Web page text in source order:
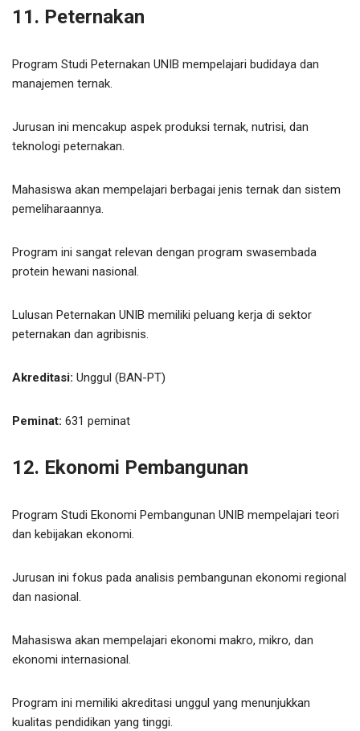
11. Peternakan
Program Studi Peternakan UNIB mempelajari budidaya dan
manajemen ternak.
Jurusan ini mencakup aspek produksi ternak, nutrisi, dan
teknologi peternakan.
Mahasiswa akan mempelajari berbagai jenis ternak dan sistem
pemeliharaannya.
Program ini sangat relevan dengan program swasembada
protein hewani nasional.
Lulusan Peternakan UNIB memiliki peluang kerja di sektor
peternakan dan agribisnis.
Akreditasi: Unggul (BAN-PT)
Peminat: 631 peminat
12. Ekonomi Pembangunan
Program Studi Ekonomi Pembangunan UNIB mempelajari teori
dan kebijakan ekonomi.
Jurusan ini fokus pada analisis pembangunan ekonomi regional
dan nasional.
Mahasiswa akan mempelajari ekonomi makro, mikro, dan
ekonomi internasional.
Program ini memiliki akreditasi unggul yang menunjukkan
kualitas pendidikan yang tinggi.